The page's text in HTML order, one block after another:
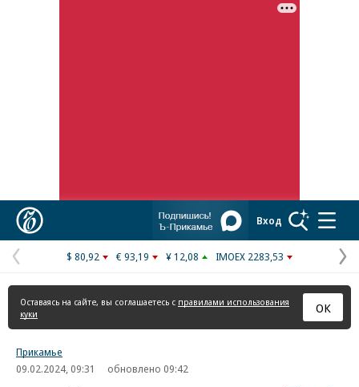
Вход
Предыдущая
страница
$ 80,92 € 93,19 ¥ 12,08 IMOEX 2283,53
Оставаясь на сайте, вы соглашаетесь с правилами использования
куки
ОК
Прикамье
09.02.2024, 09:31
обновлено 09:42